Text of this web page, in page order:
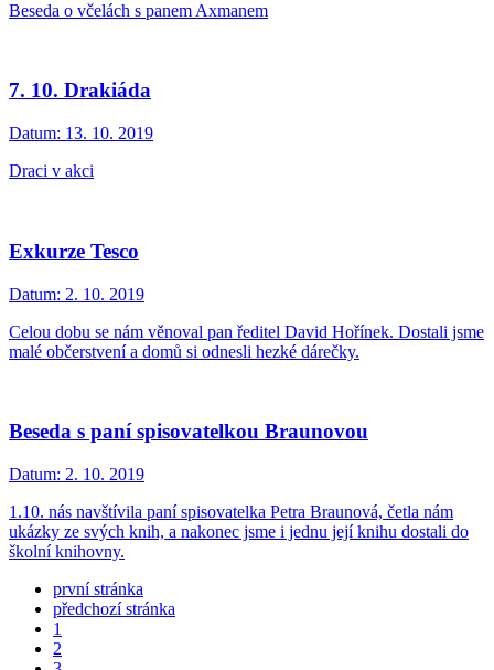
Beseda o včelách s panem Axmanem
7. 10. Drakiáda
Datum: 13. 10. 2019
Draci v akci
Exkurze Tesco
Datum: 2. 10. 2019
Celou dobu se nám věnoval pan ředitel David Hořínek. Dostali jsme
malé občerstvení a domů si odnesli hezké dárečky.
Beseda s paní spisovatelkou Braunovou
Datum: 2. 10. 2019
1.10. nás navštívila paní spisovatelka Petra Braunová, četla nám
ukázky ze svých knih, a nakonec jsme i jednu její knihu dostali do
školní knihovny.
první stránka
předchozí stránka
1
2